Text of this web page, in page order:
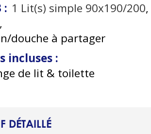
: 1 Lit(s) simple 90x190/200
douche à partager
incluses :
de lit & toilette
DÉTAILLÉ